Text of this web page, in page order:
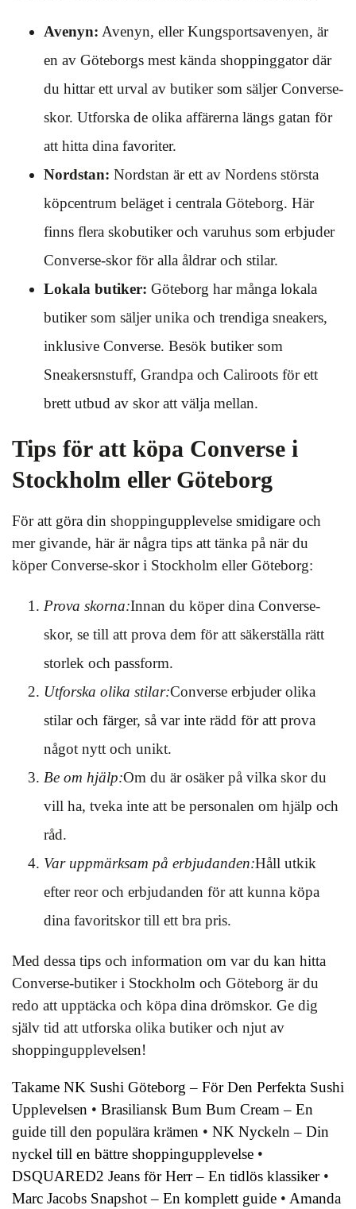
Avenyn: Avenyn, eller Kungsportsavenyen, är
en av Göteborgs mest kända shoppinggator där
du hittar ett urval av butiker som säljer Converse-
skor. Utforska de olika affärerna längs gatan för
att hitta dina favoriter.
Nordstan: Nordstan är ett av Nordens största
köpcentrum beläget i centrala Göteborg. Här
finns flera skobutiker och varuhus som erbjuder
Converse-skor för alla åldrar och stilar.
Lokala butiker: Göteborg har många lokala
butiker som säljer unika och trendiga sneakers,
inklusive Converse. Besök butiker som
Sneakersnstuff, Grandpa och Caliroots för ett
brett utbud av skor att välja mellan.
Tips för att köpa Converse i
Stockholm eller Göteborg
För att göra din shoppingupplevelse smidigare och
mer givande, här är några tips att tänka på när du
köper Converse-skor i Stockholm eller Göteborg:
Prova skorna:Innan du köper dina Converse-
skor, se till att prova dem för att säkerställa rätt
storlek och passform.
Utforska olika stilar:Converse erbjuder olika
stilar och färger, så var inte rädd för att prova
något nytt och unikt.
Be om hjälp:Om du är osäker på vilka skor du
vill ha, tveka inte att be personalen om hjälp och
råd.
Var uppmärksam på erbjudanden:Håll utkik
efter reor och erbjudanden för att kunna köpa
dina favoritskor till ett bra pris.
Med dessa tips och information om var du kan hitta
Converse-butiker i Stockholm och Göteborg är du
redo att upptäcka och köpa dina drömskor. Ge dig
själv tid att utforska olika butiker och njut av
shoppingupplevelsen!
Takame NK Sushi Göteborg – För Den Perfekta Sushi
Upplevelsen • Brasiliansk Bum Bum Cream – En
guide till den populära krämen • NK Nyckeln – Din
nyckel till en bättre shoppingupplevelse •
DSQUARED2 Jeans för Herr – En tidlös klassiker•
Marc Jacobs Snapshot – En komplett guide • Amanda